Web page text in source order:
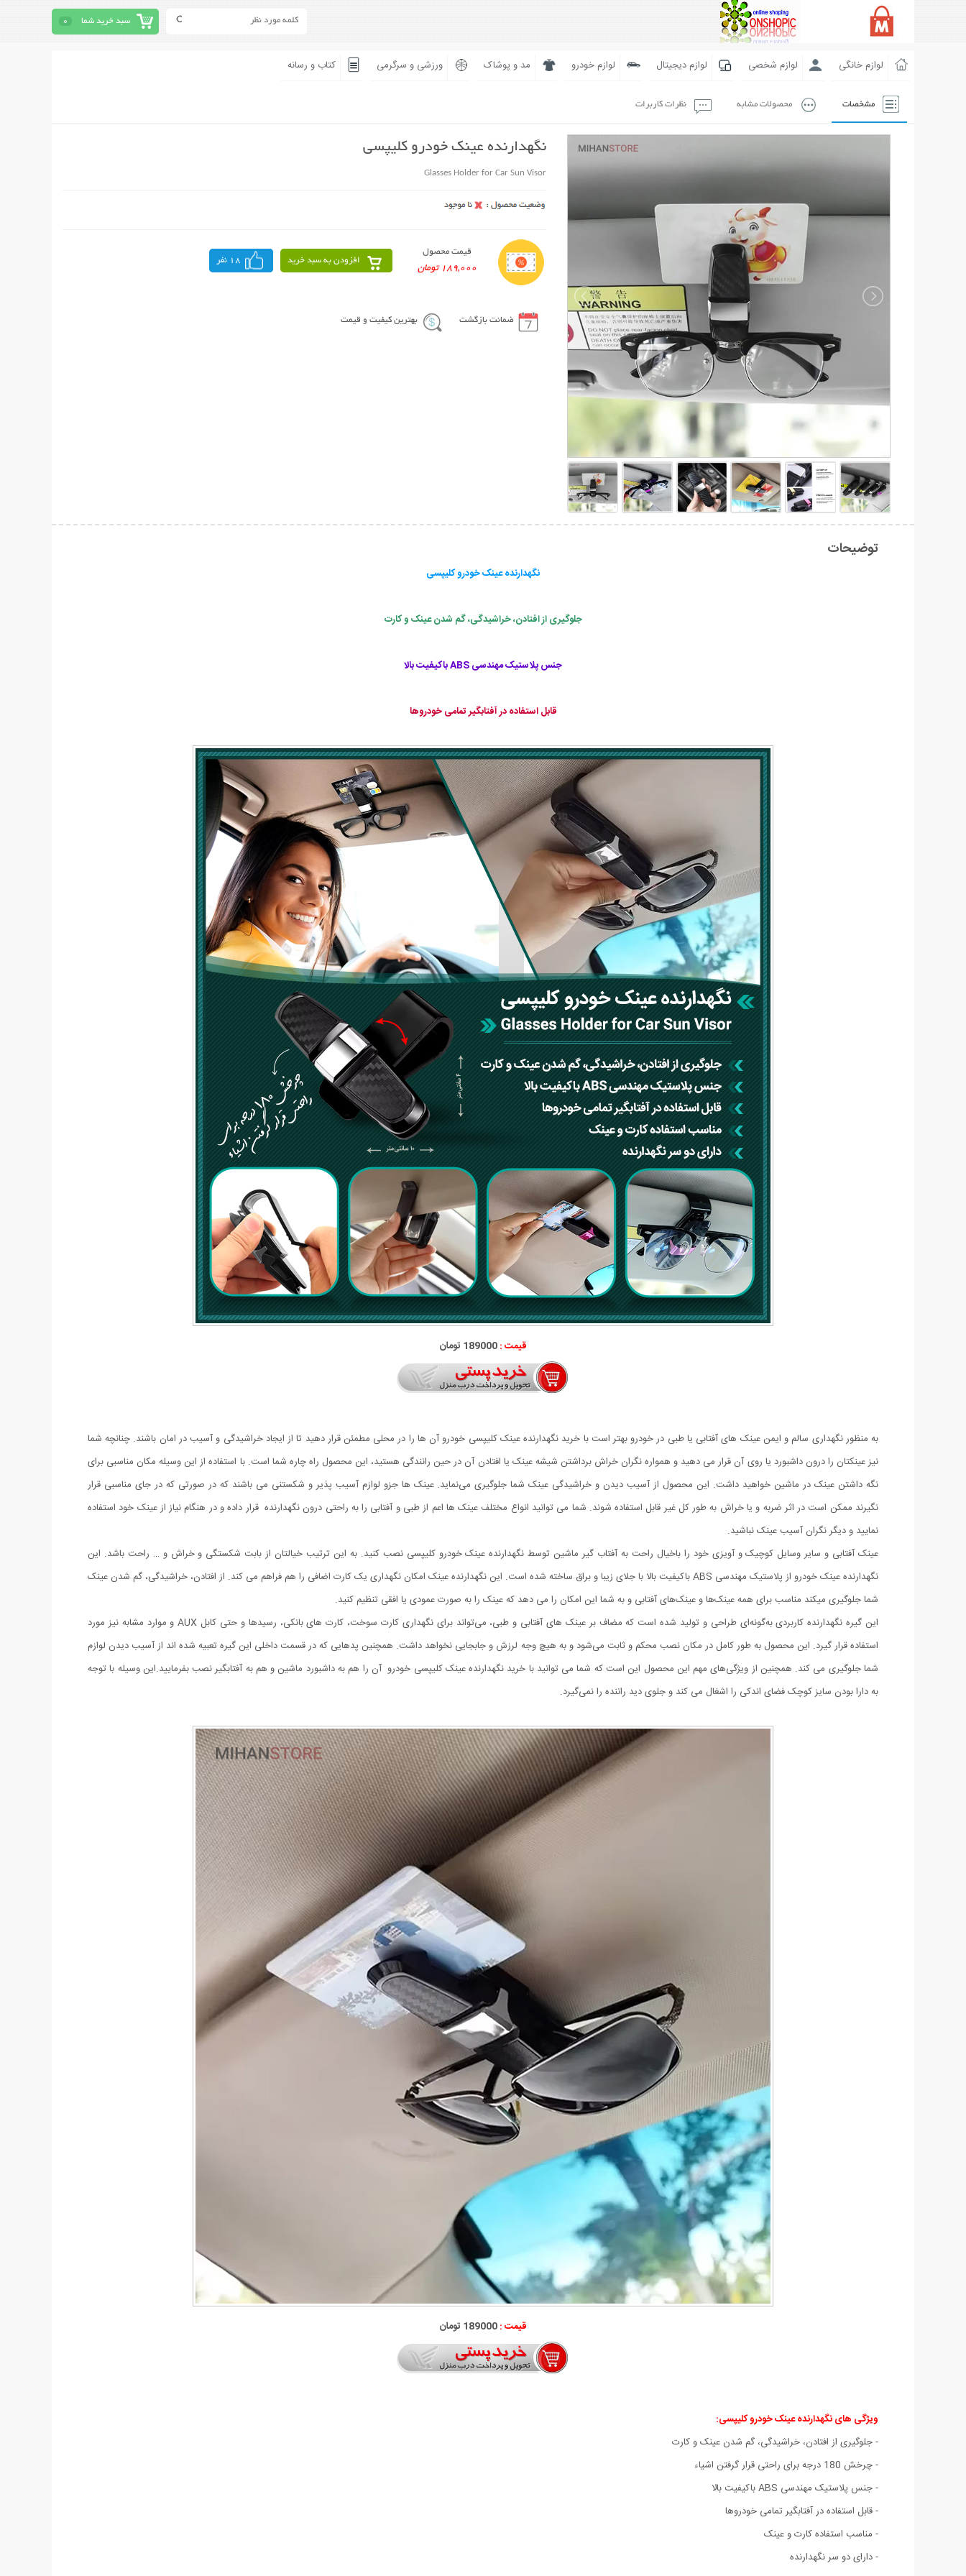
سبد خرید شما 0
لوازم خانگی لوازم شخصی لوازم دیجیتال لوازم خودرو مد و پوشاک ورزشی و سرگرمی کتاب و رسانه
مشخصات محصولات مشابه نظرات کاربرات
نگهدارنده عینک خودرو کلیپسی
Glasses Holder for Car Sun Visor
قیمت محصول
189,000 تومان
افزودن به سبد خرید 18 نفر
ضمانت بازگشت بهترین کیفیت و قیمت
توضیحات
نگهدارنده عینک خودرو کلیپسی
جلوگیری از افتادن، خراشیدگی، گم شدن عینک و کارت
جنس پلاستیک مهندسی ABS باکیفیت بالا
قابل استفاده در آفتابگیر تمامی خودروها
قیمت :189000 تومان
به منظور نگهداری سالم و ایمن عینک های آفتابی یا طبی در خودرو بهتر است با خرید نگهدارنده عینک کلیپسی خودرو آن ها را در محلی مطمئن قرار دهید تا از ایجاد خراشیدگی و آسیب در امان باشند. چنانچه شما
نیز عینکتان را درون داشبورد یا روی آن قرار می دهید و همواره نگران خراش برداشتن شیشه عینک یا افتادن آن در حین رانندگی هستید، این محصول راه چاره شما است. با استفاده از این وسیله مکان مناسبی برای
نگه داشتن عینک در ماشین خواهید داشت. این محصول از آسیب دیدن و خراشیدگی عینک شما جلوگیری می‌نماید. عینک ها جزو لوازم آسیب پذیر و شکستنی می باشند که در صورتی که در جای مناسبی قرار
نگیرند ممکن است در اثر ضربه و یا خراش به طور کل غیر قابل استفاده شوند. شما می توانید انواع مختلف عینک ها اعم از طبی و آفتابی را به راحتی درون نگهدارنده قرار داده و در هنگام نیاز از عینک خود استفاده
نمایید و دیگر نگران آسیب عینک نباشید.
عینک آفتابی و سایر وسایل کوچیک و آویزی خود را باخیال راحت به آفتاب گیر ماشین توسط نگهدارنده عینک خودرو کلیپسی نصب کنید. به این ترتیب خیالتان از بابت شکستگی و خراش و … راحت باشد. این
نگهدارنده عینک خودرو از پلاستیک مهندسی ABS باکیفیت بالا با جلای زیبا و براق ساخته شده است. این نگهدارنده عینک امکان نگهداری یک کارت اضافی را هم فراهم می کند. از افتادن، خراشیدگی، گم شدن عینک
شما جلوگیری میکند مناسب برای همه عینک‌ها و عینک‌های آفتابی و به شما این امکان را می دهد که عینک را به صورت عمودی یا افقی تنظیم کنید.
این گیره نگهدارنده کاربردی به‌گونه‌ای طراحی و تولید شده است که مضاف بر عینک های آفتابی و طبی، می‌تواند برای نگهداری کارت سوخت، کارت های بانکی، رسیدها و حتی کابل AUX و موارد مشابه نیز مورد
استفاده قرار گیرد. این محصول به طور کامل در مکان نصب محکم و ثابت می‌شود و به‌ هیچ‌ وجه لرزش و جابجایی نخواهد داشت. همچنین پدهایی که در قسمت داخلی این گیره تعبیه ‌شده اند از آسیب دیدن لوازم
شما جلوگیری می کند. همچنین از ویژگی‌های مهم این محصول این است که شما می توانید با خرید نگهدارنده عینک کلیپسی خودرو آن را هم به داشبورد ماشین و هم به آفتابگیر نصب بفرمایید.این وسیله با توجه
‌به دارا بودن سایز کوچک فضای اندکی را اشغال می کند و جلوی دید راننده را نمی‌گیرد.
قیمت :189000 تومان
ویژگی های نگهدارنده عینک خودرو کلیپسی:
- جلوگیری از افتادن، خراشیدگی، گم شدن عینک و کارت
- چرخش 180 درجه برای راحتی قرار گرفتن اشیاء
- جنس پلاستیک مهندسی ABS باکیفیت بالا
- قابل استفاده در آفتابگیر تمامی خودروها
- مناسب استفاده کارت و عینک
- دارای دو سر نگهدارنده